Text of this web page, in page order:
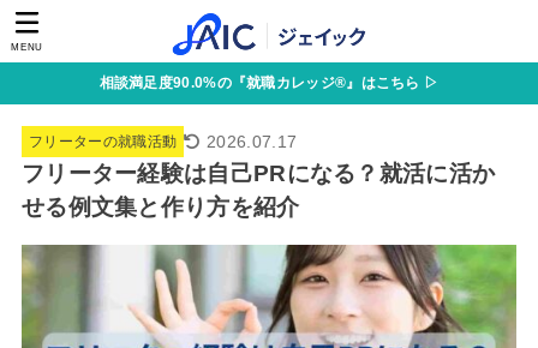
MENU
相談満足度90.0%の『就職カレッジ®』はこちら ▷
フリーターの就職活動 2026.07.17
フリーター経験は自己PRになる？就活に活か
せる例文集と作り方を紹介